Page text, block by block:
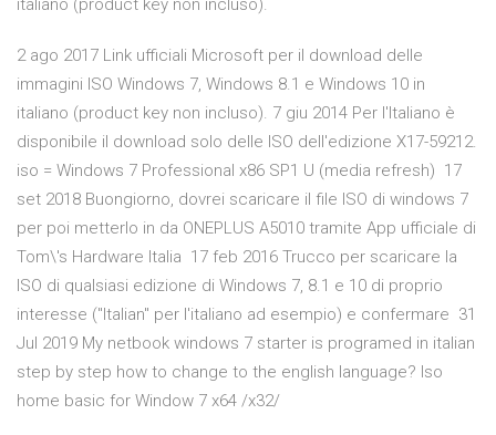
italiano (product key non incluso).
2 ago 2017 Link ufficiali Microsoft per il download delle
immagini ISO Windows 7, Windows 8.1 e Windows 10 in
italiano (product key non incluso). 7 giu 2014 Per l'Italiano è
disponibile il download solo delle ISO dell'edizione X17-59212.
iso = Windows 7 Professional x86 SP1 U (media refresh) 17
set 2018 Buongiorno, dovrei scaricare il file ISO di windows 7
per poi metterlo in da ONEPLUS A5010 tramite App ufficiale di
Tom\'s Hardware Italia 17 feb 2016 Trucco per scaricare la
ISO di qualsiasi edizione di Windows 7, 8.1 e 10 di proprio
interesse ("Italian" per l'italiano ad esempio) e confermare 31
Jul 2019 My netbook windows 7 starter is programed in italian
step by step how to change to the english language? Iso
home basic for Window 7 x64 /x32/